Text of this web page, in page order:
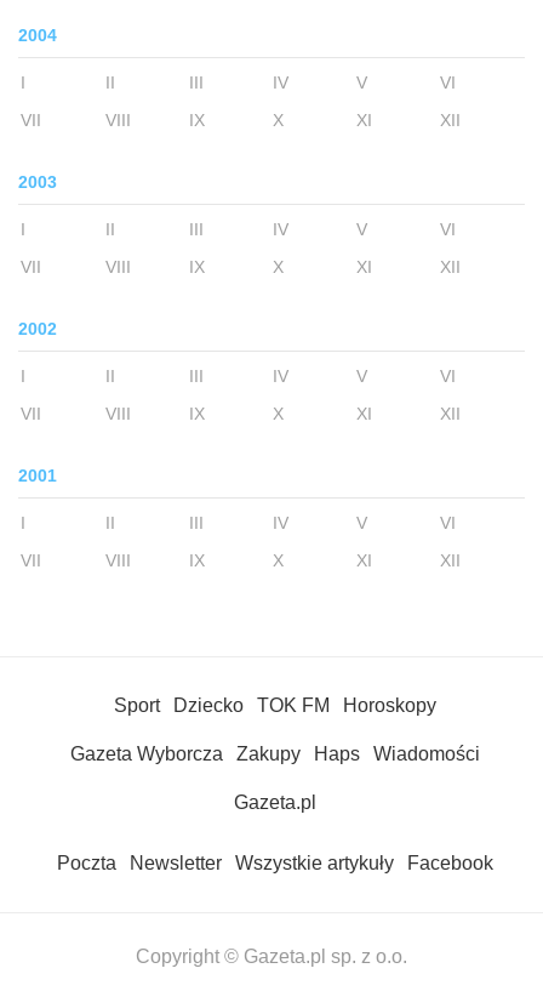
2004
I II III IV V
VI
VII
VIII IX X XI XII
2003
I II III IV V
VI
VII
VIII IX X XI XII
2002
I II III IV V
VI
VII
VIII IX X XI XII
2001
I II III IV V
VI
VII
VIII IX X XI XII
Sport Dziecko TOK FM Horoskopy
Gazeta Wyborcza Zakupy Haps Wiadomości
Gazeta.pl
Poczta Newsletter Wszystkie artykuły Facebook
Copyright © Gazeta.pl sp. z o.o.